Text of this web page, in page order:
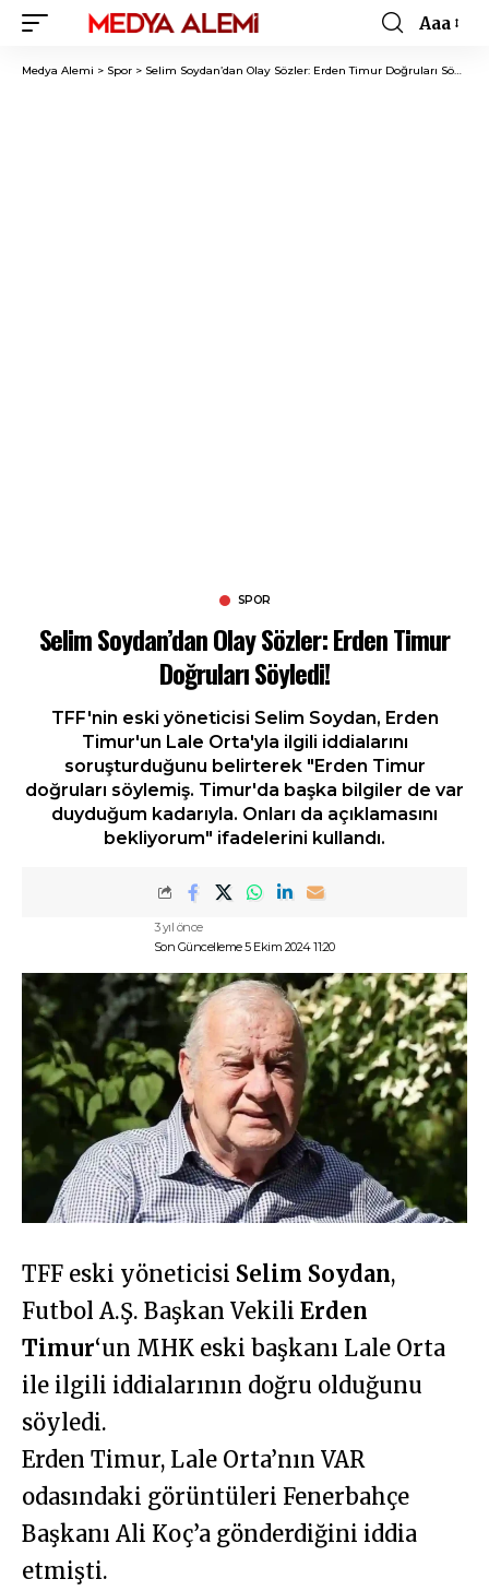
Font
Resizer
Aaa
Medya Alemi > Spor > Selim Soydan’dan Olay Sözler: Erden Timur Doğruları Söyledi!
SPOR
Selim Soydan’dan Olay Sözler: Erden Timur
Doğruları Söyledi!
TFF'nin eski yöneticisi Selim Soydan, Erden
Timur'un Lale Orta'yla ilgili iddialarını
soruşturduğunu belirterek "Erden Timur
doğruları söylemiş. Timur'da başka bilgiler de var
duyduğum kadarıyla. Onları da açıklamasını
bekliyorum" ifadelerini kullandı.
Son Güncelleme 5 Ekim 2024 11:20
3 yıl önce
TFF eski yöneticisi Selim Soydan,
Futbol A.Ş. Başkan Vekili Erden
Timur‘un MHK eski başkanı Lale Orta
ile ilgili iddialarının doğru olduğunu
söyledi.
Erden Timur, Lale Orta’nın VAR
odasındaki görüntüleri Fenerbahçe
Başkanı Ali Koç’a gönderdiğini iddia
etmişti.